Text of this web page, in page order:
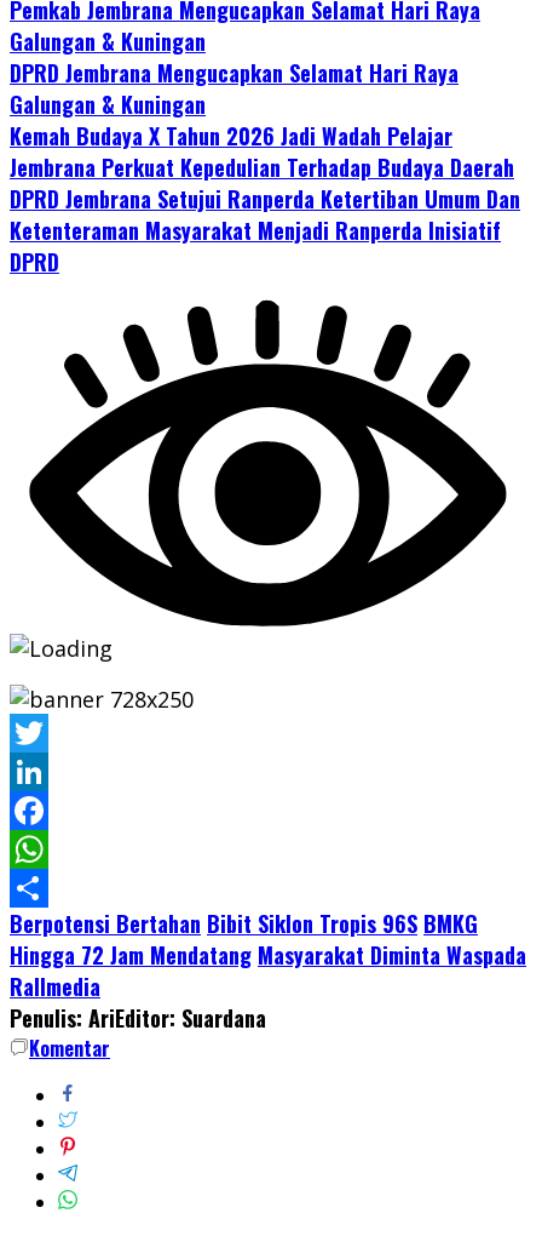
Pemkab Jembrana Mengucapkan Selamat Hari Raya
Galungan & Kuningan
DPRD Jembrana Mengucapkan Selamat Hari Raya
Galungan & Kuningan
Kemah Budaya X Tahun 2026 Jadi Wadah Pelajar
Jembrana Perkuat Kepedulian Terhadap Budaya Daerah
DPRD Jembrana Setujui Ranperda Ketertiban Umum Dan
Ketenteraman Masyarakat Menjadi Ranperda Inisiatif
DPRD
Twitter
LinkedIn
Facebook
WhatsApp
Share
Berpotensi Bertahan Bibit Siklon Tropis 96S BMKG
Hingga 72 Jam Mendatang Masyarakat Diminta Waspada
Rallmedia
Penulis: AriEditor: Suardana
Komentar